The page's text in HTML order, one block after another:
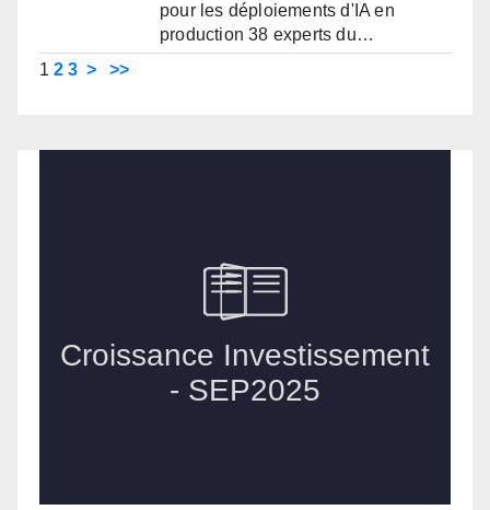
pour les déploiements d'IA en
production 38 experts du…
1 2 3 > >>